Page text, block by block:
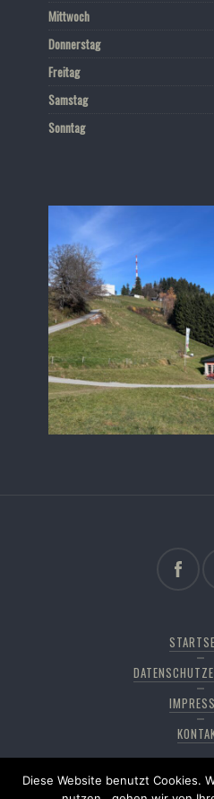
Mittwoch
Donnerstag
Freitag
Samstag
Sonntag
Copyright © 2026
Diese Website benutzt Cookies.